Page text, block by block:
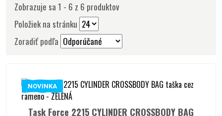
Zobrazuje sa 1 - 6 z 6 produktov
Položiek na stránku
Zoradiť podľa
NOVINKA
Task Force 2215 CYLINDER CROSSBODY BAG